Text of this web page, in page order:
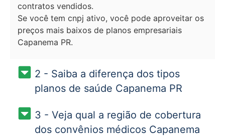
contratos vendidos.
Se você tem cnpj ativo, você pode aproveitar os
preços mais baixos de planos empresariais
Capanema PR.
2 - Saiba a diferença dos tipos
planos de saúde Capanema PR
3 - Veja qual a região de cobertura
dos convênios médicos Capanema